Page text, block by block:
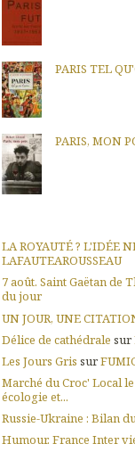
PARIS TEL
PARIS, MON
LA ROYAUTÉ ? L'IDÉE
LAFAUTEAROUSSEAU
7 août. Saint Gaëtan de
du jour
UN JOUR, UNE
Délice de cathédrale sur
Les Jours Gris sur
Marché du Croc' Local
écologie et...
Russie-Ukraine : Bilan
Humour. France Inter